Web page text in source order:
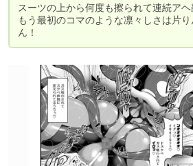
スーツの上から何度も擦られて連続ア
もう最初のコマのような凛々しさは片
ん！